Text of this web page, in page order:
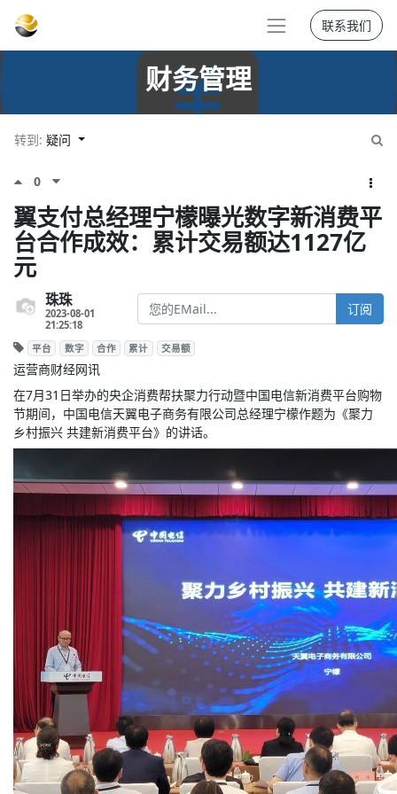
联系我们
财务管理
转到: 疑问
0
翼支付总经理宁檬曝光数字新消费平
台合作成效：累计交易额达1127亿
元
珠珠
2023-08-01
21:25:18
订阅
平台 数字 合作 累计 交易额
运营商财经网讯
在7月31日举办的央企消费帮扶聚力行动暨中国电信新消费平台购物
节期间，中国电信天翼电子商务有限公司总经理宁檬作题为《聚力
乡村振兴 共建新消费平台》的讲话。